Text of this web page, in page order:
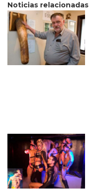
Noticias relacionadas